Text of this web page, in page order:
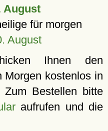
August
für morgen
August
Ihnen den
Morgen kostenlos in
Zum Bestellen bitte
aufrufen und die